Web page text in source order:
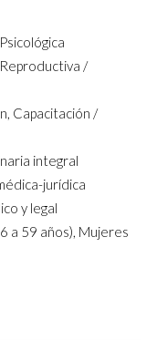
/
Capacitación /
integral
jurídica
y legal
a 59 años), Mujeres